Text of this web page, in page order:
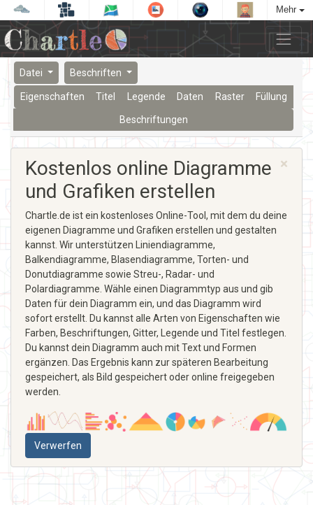
Mehr
Datei Beschriften
Eigenschaften Titel Legende Daten Raster Füllung
Beschriftungen
×
Kostenlos online Diagramme
und Grafiken erstellen
Chartle.de ist ein kostenloses Online-Tool, mit dem du deine
eigenen Diagramme und Grafiken erstellen und gestalten
kannst. Wir unterstützen Liniendiagramme,
Balkendiagramme, Blasendiagramme, Torten- und
Donutdiagramme sowie Streu-, Radar- und
Polardiagramme. Wähle einen Diagrammtyp aus und gib
Daten für dein Diagramm ein, und das Diagramm wird
sofort erstellt. Du kannst alle Arten von Eigenschaften wie
Farben, Beschriftungen, Gitter, Legende und Titel festlegen.
Du kannst dein Diagramm auch mit Text und Formen
ergänzen. Das Ergebnis kann zur späteren Bearbeitung
gespeichert, als Bild gespeichert oder online freigegeben
werden.
Verwerfen